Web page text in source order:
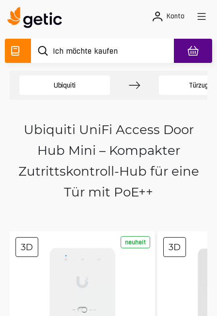
Konto
Ubiquiti
Ubiquiti UniFi Access Door
Hub Mini – Kompakter
Zutrittskontroll-Hub für eine
Tür mit PoE++
3D neuheit 3D